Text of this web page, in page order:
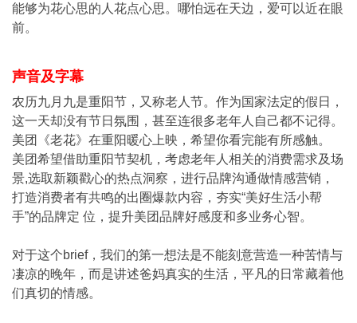
能够为花心思的人花点心思。哪怕远在天边，爱可以近在眼
前。
声音及字幕
农历九月九是重阳节，又称老人节。作为国家法定的假日，
这一天却没有节日氛围，甚至连很多老年人自己都不记得。
美团《老花》在重阳暖心上映，希望你看完能有所感触。
美团希望借助重阳节契机，考虑老年人相关的消费需求及场
景,选取新颖戳心的热点洞察，进行品牌沟通做情感营销，
打造消费者有共鸣的出圈爆款内容，夯实“美好生活小帮
手”的品牌定 位，提升美团品牌好感度和多业务心智。
对于这个brief，我们的第一想法是不能刻意营造一种苦情与
凄凉的晚年，而是讲述爸妈真实的生活，平凡的日常藏着他
们真切的情感。